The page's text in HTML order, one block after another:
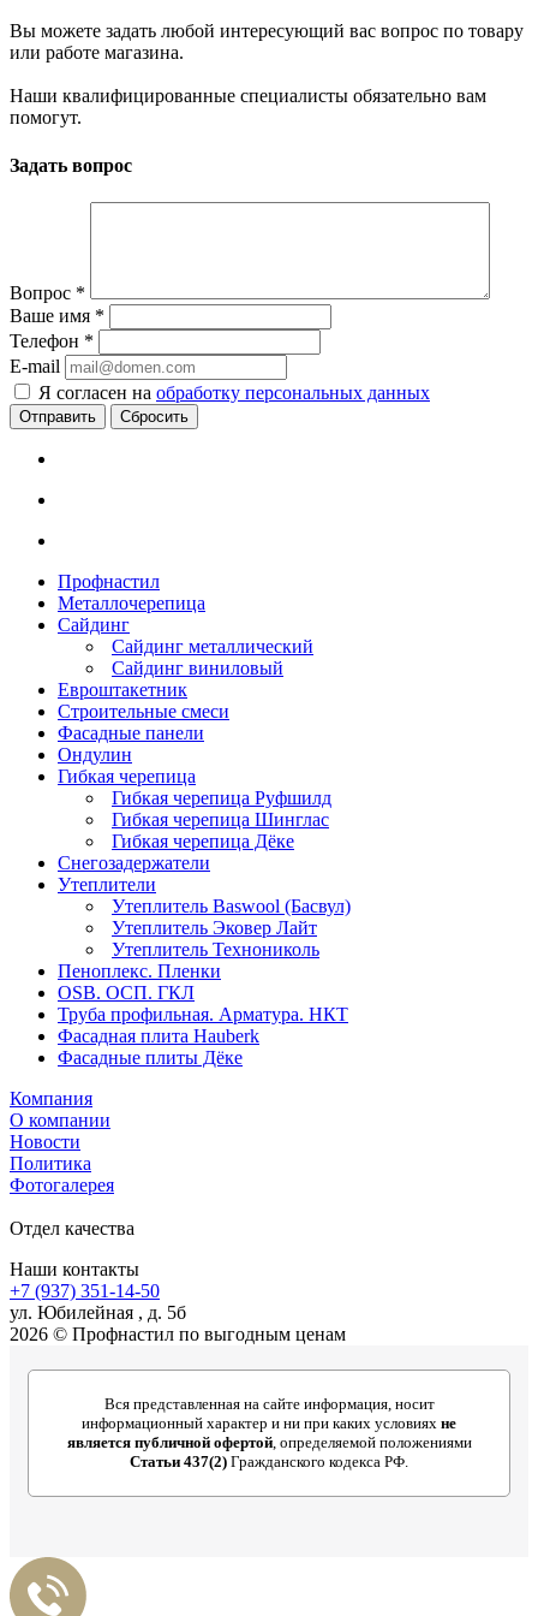
Вы можете задать любой интересующий вас вопрос по товару
или работе магазина.
Наши квалифицированные специалисты обязательно вам
помогут.
Задать вопрос
Вопрос *
Ваше имя *
Телефон *
E-mail
Я согласен на обработку персональных данных
Сбросить
Профнастил
Металлочерепица
Сайдинг
Сайдинг металлический
Сайдинг виниловый
Евроштакетник
Строительные смеси
Фасадные панели
Ондулин
Гибкая черепица
Гибкая черепица Руфшилд
Гибкая черепица Шинглас
Гибкая черепица Дёке
Снегозадержатели
Утеплители
Утеплитель Baswool (Басвул)
Утеплитель Эковер Лайт
Утеплитель Технониколь
Пеноплекс. Пленки
OSB. ОСП. ГКЛ
Труба профильная. Арматура. НКТ
Фасадная плита Hauberk
Фасадные плиты Дёке
Компания
О компании
Новости
Политика
Фотогалерея
Отдел качества
Наши контакты
+7 (937) 351-14-50
ул. Юбилейная , д. 5б
2026 © Профнастил по выгодным ценам
Вся представленная на сайте информация, носит
информационный характер и ни при каких условиях не
является публичной офертой, определяемой положениями
Статьи 437(2) Гражданского кодекса РФ.